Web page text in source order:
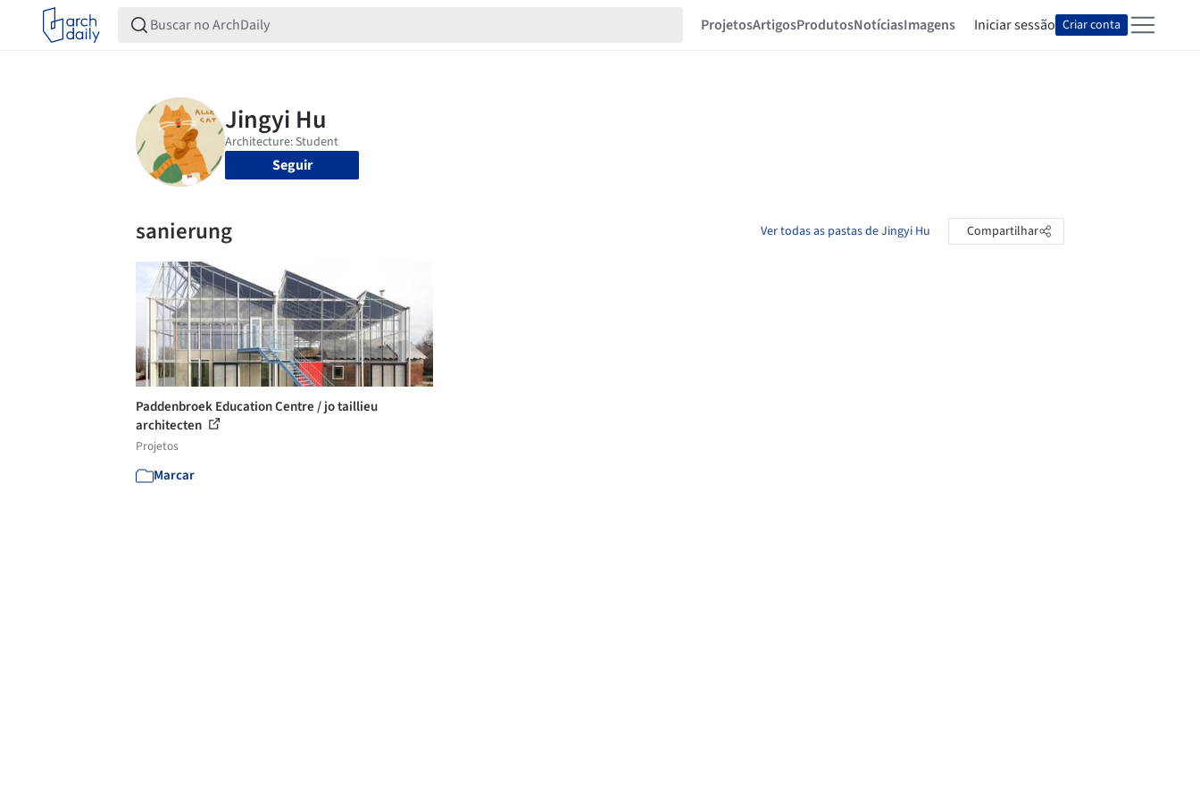
ProjetosArtigosProdutosNotíciasImagens Iniciar sessão Criar conta
Seguir
sanierung Ver todas as pastas de Jingyi Hu Compartilhar
Paddenbroek Education Centre / jo taillieu
architecten
Projetos
Marcar